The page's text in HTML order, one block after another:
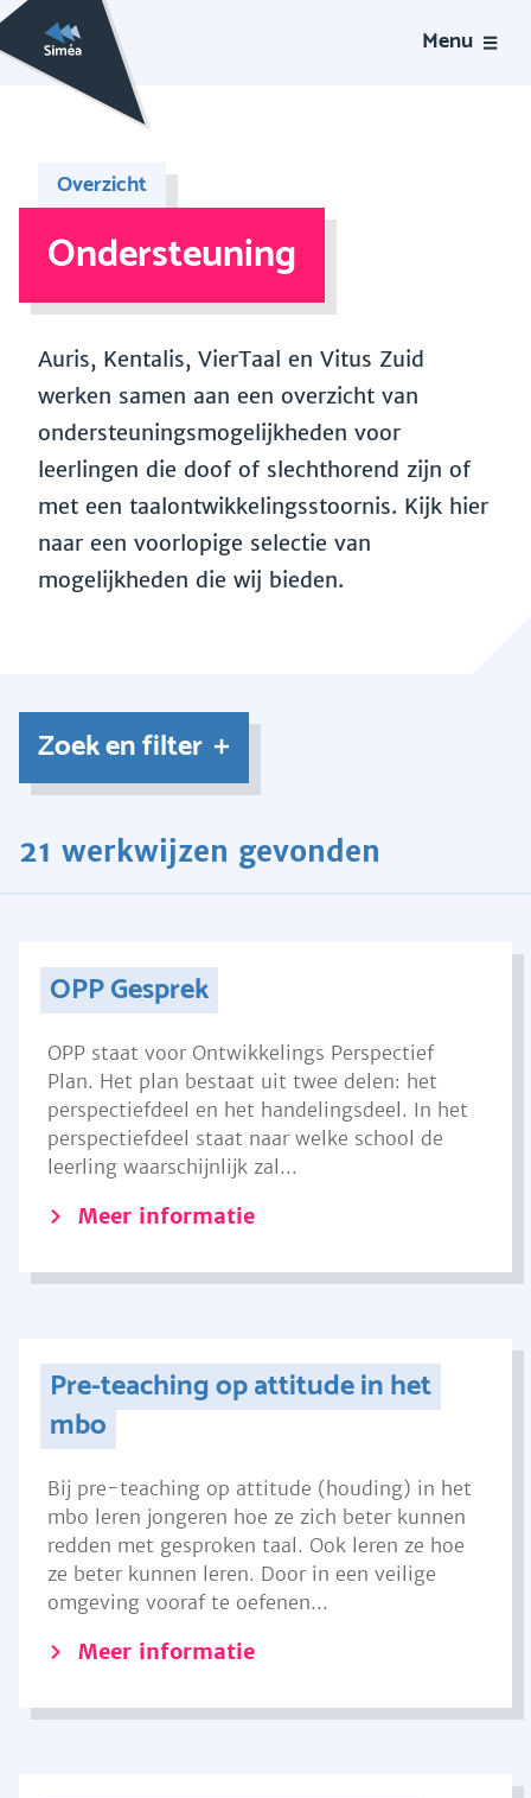
Menu
Overzicht
Ondersteuning
Auris, Kentalis, VierTaal en Vitus Zuid
werken samen aan een overzicht van
ondersteuningsmogelijkheden voor
leerlingen die doof of slechthorend zijn of
met een taalontwikkelingsstoornis. Kijk hier
naar een voorlopige selectie van
mogelijkheden die wij bieden.
Zoek en filter
21 werkwijzen gevonden
OPP Gesprek
OPP staat voor Ontwikkelings Perspectief
Plan. Het plan bestaat uit twee delen: het
perspectiefdeel en het handelingsdeel. In het
perspectiefdeel staat naar welke school de
leerling waarschijnlijk zal...
Meer informatie
Pre-teaching op attitude in het
mbo
Bij pre-teaching op attitude (houding) in het
mbo leren jongeren hoe ze zich beter kunnen
redden met gesproken taal. Ook leren ze hoe
ze beter kunnen leren. Door in een veilige
omgeving vooraf te oefenen...
Meer informatie